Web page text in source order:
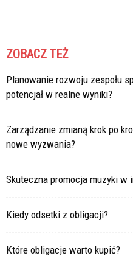
ZOBACZ TEŻ
Planowanie rozwoju zespołu
potencjał w realne wyniki?
Zarządzanie zmianą krok po
nowe wyzwania?
Skuteczna promocja muzyki
Kiedy odsetki z obligacji?
Które obligacje warto kupić?